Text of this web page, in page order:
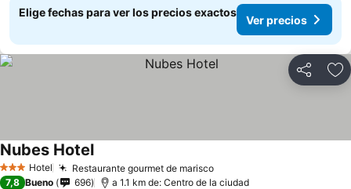
Elige fechas para ver los precios exactos
Ver precios
Compartir
3 Estrellas
Hotel Restaurante gourmet de mariscoVer precios
Nubes HotelVer precios
7,8 Bueno 696 a 1.1 km de: Centro de la ciudad